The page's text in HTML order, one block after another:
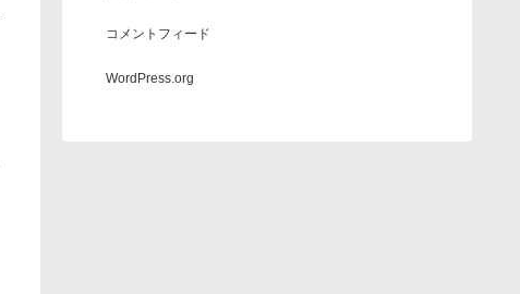
コメントフィード
WordPress.org